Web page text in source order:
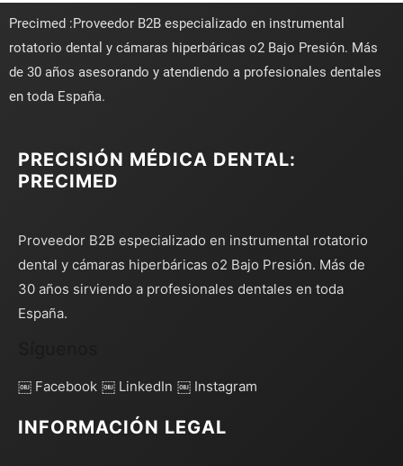
Precimed :Proveedor B2B especializado en instrumental
rotatorio dental y cámaras hiperbáricas o2 Bajo Presión. Más
de 30 años asesorando y atendiendo a profesionales dentales
en toda España.
PRECISIÓN MÉDICA DENTAL:
PRECIMED
Proveedor B2B especializado en instrumental rotatorio
dental y cámaras hiperbáricas o2 Bajo Presión. Más de
30 años sirviendo a profesionales dentales en toda
España.
￼ Facebook ￼ LinkedIn ￼ Instagram
INFORMACIÓN LEGAL